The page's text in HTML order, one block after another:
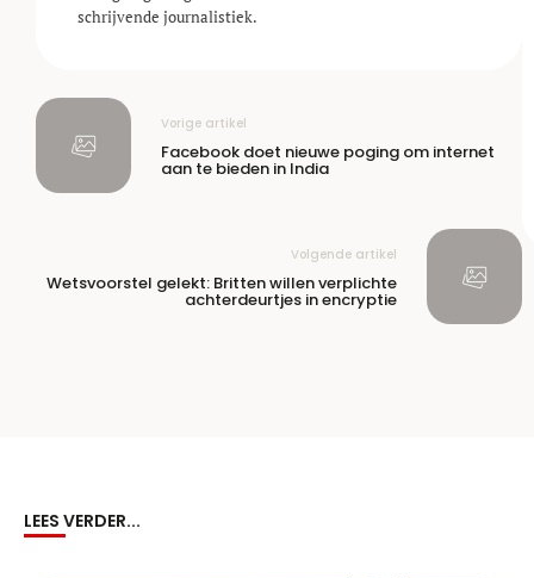
schrijvende journalistiek.
Vorige artikel
Facebook doet nieuwe poging om internet
aan te bieden in India
Volgende artikel
Wetsvoorstel gelekt: Britten willen verplichte
achterdeurtjes in encryptie
LEES VERDER...